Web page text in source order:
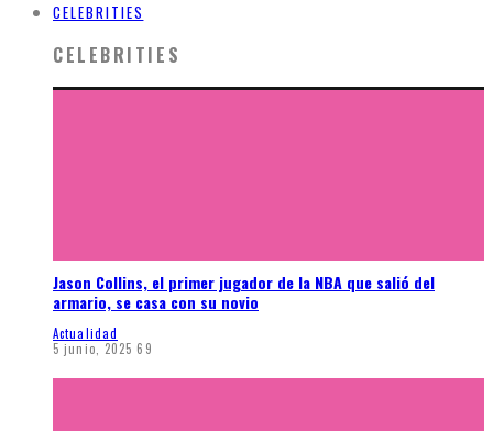
CELEBRITIES
CELEBRITIES
Jason Collins, el primer jugador de la NBA que salió del
armario, se casa con su novio
Actualidad
5 junio, 2025 69